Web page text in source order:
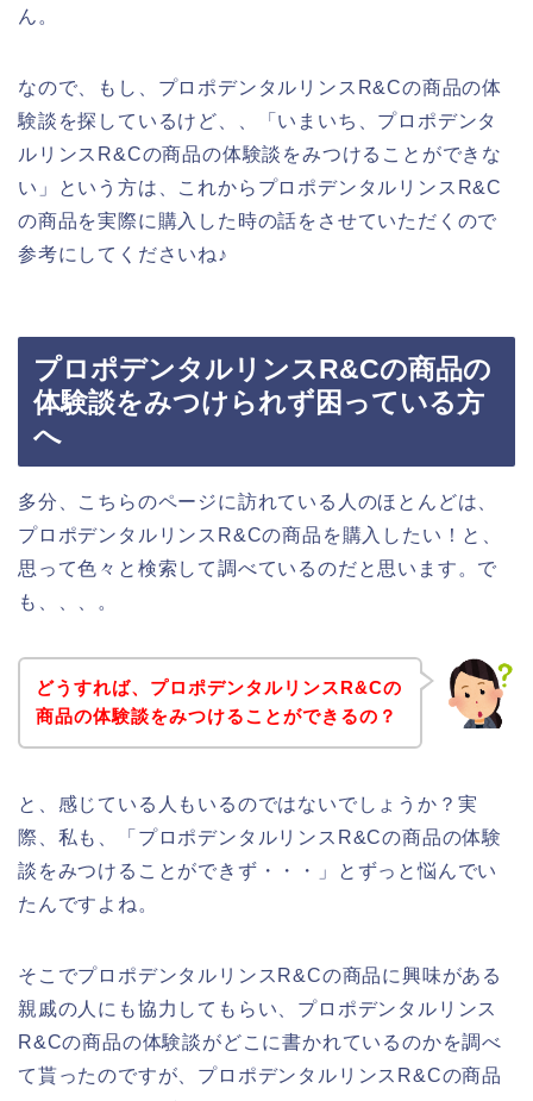
ん。
なので、もし、プロポデンタルリンスR&Cの商品の体
験談を探しているけど、、「いまいち、プロポデンタ
ルリンスR&Cの商品の体験談をみつけることができな
い」という方は、これからプロポデンタルリンスR&C
の商品を実際に購入した時の話をさせていただくので
参考にしてくださいね♪
プロポデンタルリンスR&Cの商品の
体験談をみつけられず困っている方
へ
多分、こちらのページに訪れている人のほとんどは、
プロポデンタルリンスR&Cの商品を購入したい！と、
思って色々と検索して調べているのだと思います。で
も、、、。
どうすれば、プロポデンタルリンスR&Cの
商品の体験談をみつけることができるの？
と、感じている人もいるのではないでしょうか？実
際、私も、「プロポデンタルリンスR&Cの商品の体験
談をみつけることができず・・・」とずっと悩んでい
たんですよね。
そこでプロポデンタルリンスR&Cの商品に興味がある
親戚の人にも協力してもらい、プロポデンタルリンス
R&Cの商品の体験談がどこに書かれているのかを調べ
て貰ったのですが、プロポデンタルリンスR&Cの商品